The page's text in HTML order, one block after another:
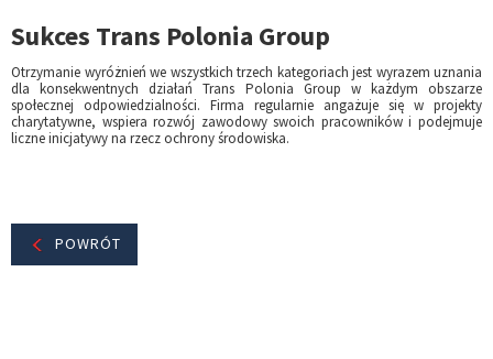
Sukces Trans Polonia Group
Otrzymanie wyróżnień we wszystkich trzech kategoriach jest wyrazem uznania
dla konsekwentnych działań Trans Polonia Group w każdym obszarze
społecznej odpowiedzialności. Firma regularnie angażuje się w projekty
charytatywne, wspiera rozwój zawodowy swoich pracowników i podejmuje
liczne inicjatywy na rzecz ochrony środowiska.
POWRÓT